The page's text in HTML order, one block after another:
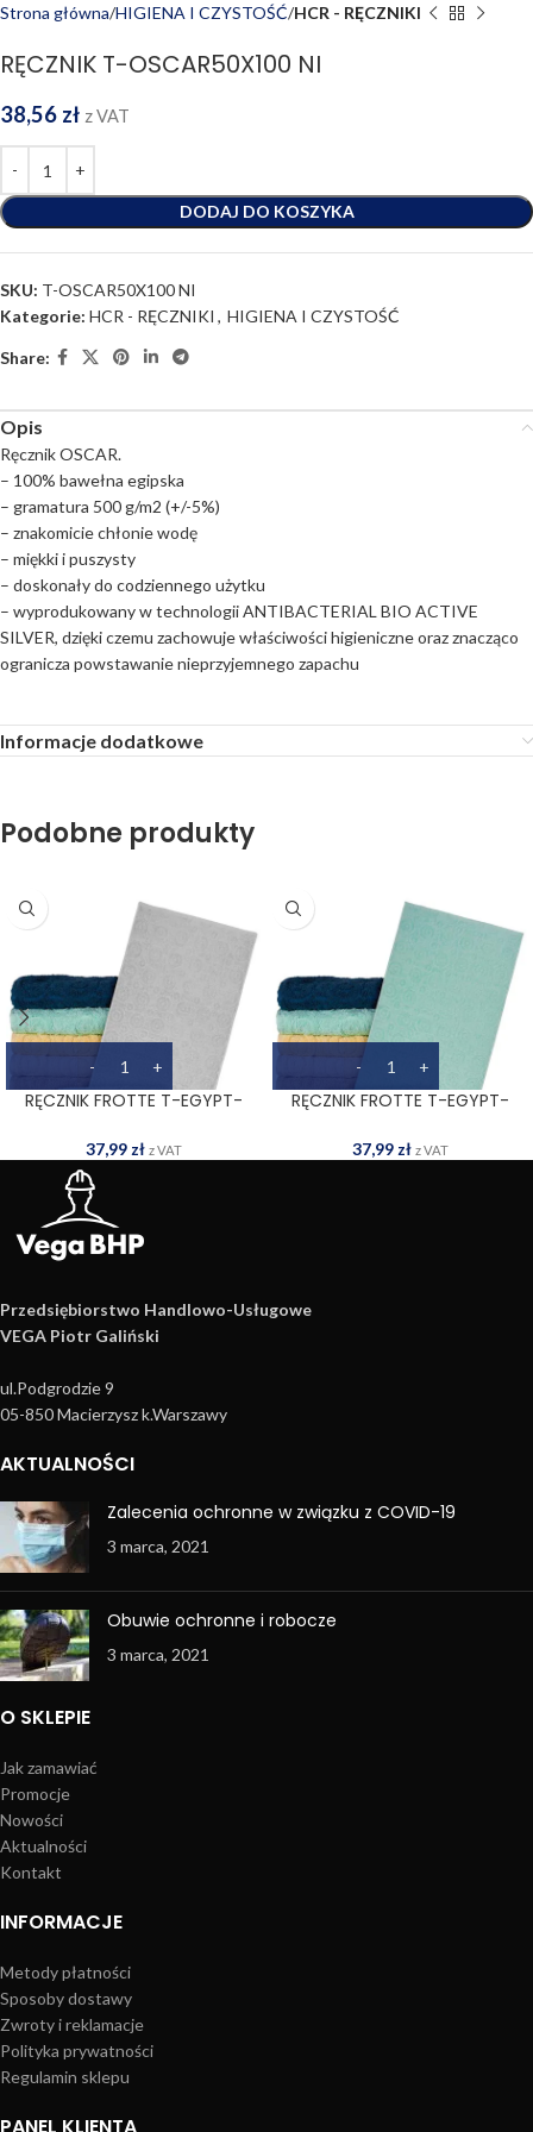
Strona główna HIGIENA I CZYSTOŚĆ HCR - RĘCZNIKI
RĘCZNIK T-OSCAR50X100 NI
38,56 zł z VAT
DODAJ DO KOSZYKA
SKU: T-OSCAR50X100 NI
Kategorie: HCR - RĘCZNIKI , HIGIENA I CZYSTOŚĆ
Share:
Opis
Ręcznik OSCAR.
– 100% bawełna egipska
– gramatura 500 g/m2 (+/-5%)
– znakomicie chłonie wodę
– miękki i puszysty
– doskonały do codziennego użytku
– wyprodukowany w technologii ANTIBACTERIAL BIO ACTIVE
SILVER, dzięki czemu zachowuje właściwości higieniczne oraz znacząco
ogranicza powstawanie nieprzyjemnego zapachu
Informacje dodatkowe
Podobne produkty
RĘCZNIK FROTTE T-EGYPT-
37,99 zł z VAT
RĘCZNIK FROTTE T-EGYPT-
37,99 zł z VAT
Przedsiębiorstwo Handlowo­-Usługowe
VEGA Piotr Galiński
ul.Podgrodzie 9
05-850 Macierzysz k.Warszawy
AKTUALNOŚCI
Zalecenia ochronne w związku z COVID-19
3 marca, 2021
Obuwie ochronne i robocze
3 marca, 2021
O SKLEPIE
Jak zamawiać
Promocje
Nowości
Aktualności
Kontakt
INFORMACJE
Metody płatności
Sposoby dostawy
Zwroty i reklamacje
Polityka prywatności
Regulamin sklepu
PANEL KLIENTA